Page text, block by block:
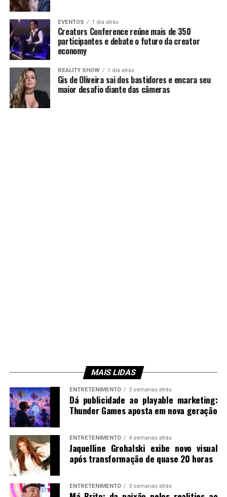
EVENTOS 1 dia atrás
Creators Conference reúne mais de 350
participantes e debate o futuro da creator
economy
REALITY SHOW 1 dia atrás
Gis de Oliveira sai dos bastidores e encara seu
maior desafio diante das câmeras
MAIS LIDAS
ENTRETENIMENTO 3 semanas atrás
Dá publicidade ao playable marketing:
Thunder Games aposta em nova geração
ENTRETENIMENTO 4 semanas atrás
Jaquelline Grohalski exibe novo visual
após transformação de quase 20 horas
ENTRETENIMENTO 3 semanas atrás